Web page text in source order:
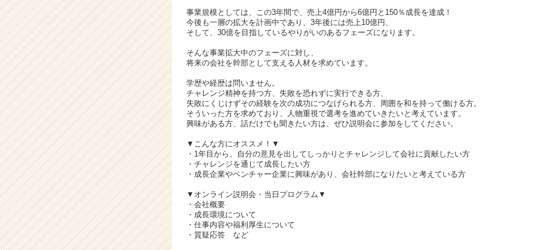
事業規模としては、この3年間で、売上4億円から6億円と150％成長を達成！
今後も一層の拡大を計画中であり、3年後には売上10億円、
そして、30億を目指しているやりがいのあるフェーズになります。
そんな事業拡大中のフェーズに対し、
将来の会社を幹部として支える人材を求めています。
学歴や経歴は問いません。
チャレンジ精神を持つ方、失敗を恐れずに実行できる方、
失敗にくじけずその経験を次の成功につなげられる方、周囲を和を持って働ける方。
そういった方を求めており、人物重視で選考を進めていきたいと考えています。
興味がある方、話だけでも聞きたい方は、ぜひ説明会に参加をしてください。
▼こんな方にオススメ！▼
・1年目から、自分の意見を出してしっかりとチャレンジして会社に貢献したい方
・チャレンジを通じて成長したい方
・成長企業やベンチャー企業に興味があり、会社幹部になりたいと考えている方
▼オンライン説明会・当日プログラム▼
・会社概要
・成長環境について
・仕事内容や福利厚生について
・質疑応答 など